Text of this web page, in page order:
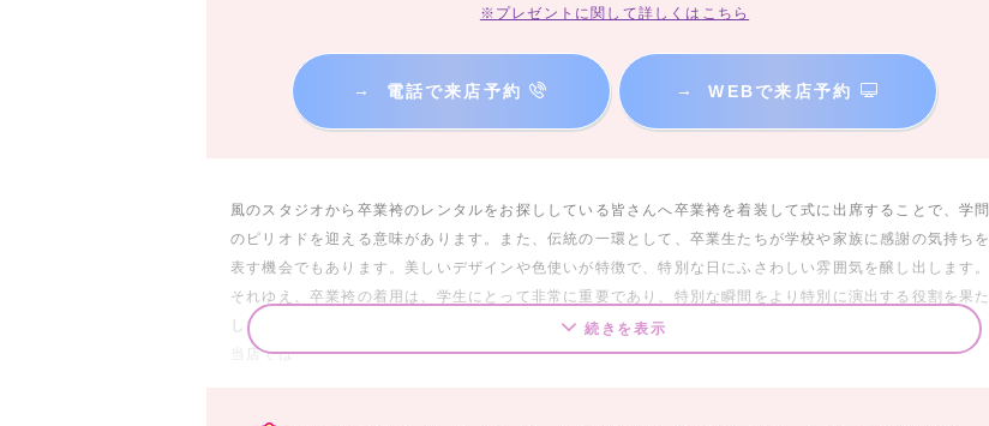
※プレゼントに関して詳しくはこちら
→ 電話で来店予約 → WEBで来店予約
風のスタジオから卒業袴のレンタルをお探ししている皆さんへ卒業袴を着装して式に出席することで、学問
のピリオドを迎える意味があります。また、伝統の一環として、卒業生たちが学校や家族に感謝の気持ちを
表す機会でもあります。美しいデザインや色使いが特徴で、特別な日にふさわしい雰囲気を醸し出します。
それゆえ、卒業袴の着用は、学生にとって非常に重要であり、特別な瞬間をより特別に演出する役割を果た
しています。このような特別な日に、ステキな思い出が迎えられますよう
当店では
続きを表示